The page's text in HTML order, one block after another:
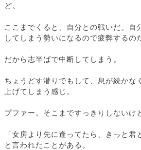
ど。
ここまでくると、自分との戦いだ。自
してしまう勢いになるので疲弊するの
だから志半ばで中断してしまう。
ちょうどす潜りでもして、息が続かな
上げてしまう感じ。
プファー。そこまですっきりしないけ
「女房より先に逢ってたら、きっと君
と言われたことがある。